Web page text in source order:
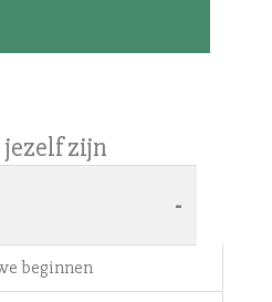
jezelf zijn
-
beginnen